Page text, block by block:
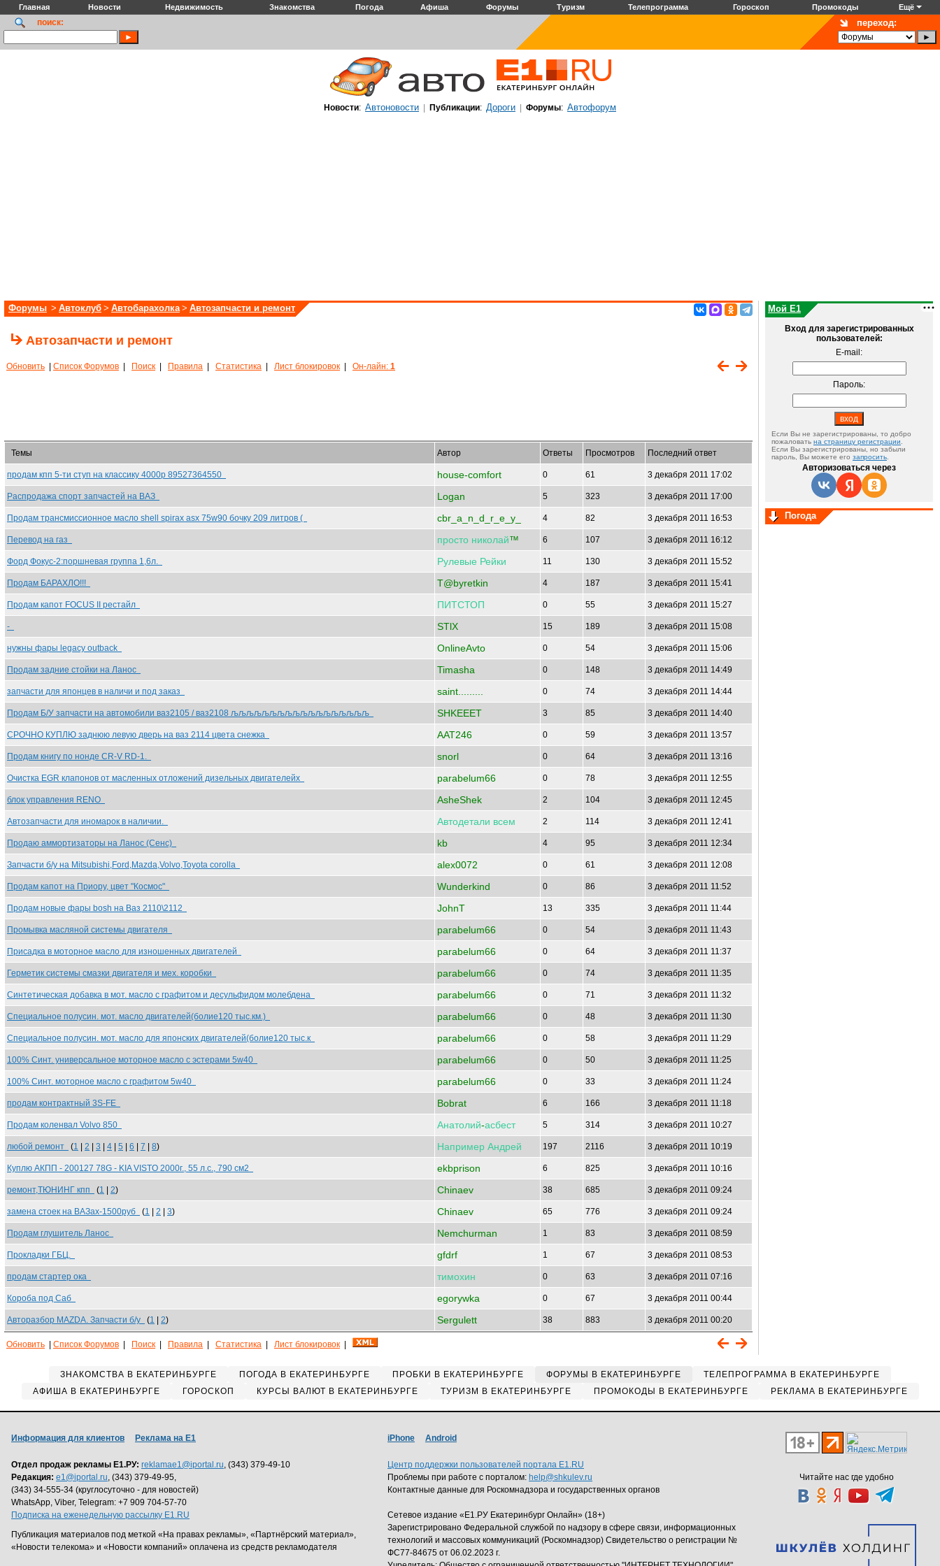
Главная Новости Недвижимость Знакомства Погода Афиша Форумы Туризм Телепрограмма Гороскоп Промокоды Ещё
поиск: переход:
Новости: Автоновости Публикации: Дороги Форумы: Автофорум
Форумы > Автоклуб > Автобарахолка > Автозапчасти и ремонт
Автозапчасти и ремонт
Обновить Список Форумов Поиск Правила Статистика Лист блокировок Он-лайн: 1
Темы Автор Ответы Просмотров Последний ответ
продам кпп 5-ти ступ на классику 4000р 89527364550 house-comfort 0 61 3 декабря 2011 17:02
Распродажа спорт запчастей на ВАЗ Logan 5 323 3 декабря 2011 17:00
Продам трансмиссионное масло shell spirax asx 75w90 бочку 209 литров ( cbr_a_n_d_r_e_y_ 4 82 3 декабря 2011 16:53
Перевод на газ просто николай™ 6 107 3 декабря 2011 16:12
Форд Фокус-2:поршневая группа 1,6л. Рулевые Рейки 11 130 3 декабря 2011 15:52
Продам БАРАХЛО!!! T@byretkin 4 187 3 декабря 2011 15:41
Продам капот FOCUS II рестайл ПИТСТОП 0 55 3 декабря 2011 15:27
- STlX 15 189 3 декабря 2011 15:08
нужны фары legacy outback OnlineAvto 0 54 3 декабря 2011 15:06
Продам задние стойки на Ланос Timasha 0 148 3 декабря 2011 14:49
запчасти для японцев в наличи и под заказ saint......... 0 74 3 декабря 2011 14:44
Продам Б/У запчасти на автомобили ваз2105 / ваз2108 љљљљљљљљљљљљљљљљљљ SHKEEET 3 85 3 декабря 2011 14:40
СРОЧНО КУПЛЮ заднюю левую дверь на ваз 2114 цвета снежка AAT246 0 59 3 декабря 2011 13:57
Продам книгу по нонде CR-V RD-1. snorl 0 64 3 декабря 2011 13:16
Очистка EGR клапонов от масленных отложений дизельных двигателейх parabelum66 0 78 3 декабря 2011 12:55
блок управления RENO AsheShek 2 104 3 декабря 2011 12:45
Автозапчасти для иномарок в наличии. Автодетали всем 2 114 3 декабря 2011 12:41
Продаю аммортизаторы на Ланос (Сенс) kb 4 95 3 декабря 2011 12:34
Запчасти б/у на Mitsubishi,Ford,Mazda,Volvo,Toyota corolla alex0072 0 61 3 декабря 2011 12:08
Продам капот на Приору, цвет "Космос" Wunderkind 0 86 3 декабря 2011 11:52
Продам новые фары bosh на Ваз 2110\2112 JohnT 13 335 3 декабря 2011 11:44
Промывка масляной системы двигателя parabelum66 0 54 3 декабря 2011 11:43
Присадка в моторное масло для изношенных двигателей parabelum66 0 64 3 декабря 2011 11:37
Герметик системы смазки двигателя и мех. коробки parabelum66 0 74 3 декабря 2011 11:35
Синтетическая добавка в мот. масло с графитом и десульфидом молебдена parabelum66 0 71 3 декабря 2011 11:32
Специальное полусин. мот. масло двигателей(болие120 тыс.км.) parabelum66 0 48 3 декабря 2011 11:30
Специальное полусин. мот. масло для японских двигателей(болие120 тыс.к parabelum66 0 58 3 декабря 2011 11:29
100% Синт. универсальное моторное масло с эстерами 5w40 parabelum66 0 50 3 декабря 2011 11:25
100% Синт. моторное масло с графитом 5w40 parabelum66 0 33 3 декабря 2011 11:24
продам контрактный 3S-FE Bobrat 6 166 3 декабря 2011 11:18
Продам коленвал Volvo 850 Анатолий-асбест 5 314 3 декабря 2011 10:27
любой ремонт (1 2 3 4 5 6 7 8) Например Андрей 197 2116 3 декабря 2011 10:19
Куплю АКПП - 200127 78G - KIA VISTO 2000г., 55 л.с., 790 см2 ekbprison 6 825 3 декабря 2011 10:16
ремонт,ТЮНИНГ кпп (1 2) Chinaev 38 685 3 декабря 2011 09:24
замена стоек на ВАЗах-1500руб (1 2 3) Chinaev 65 776 3 декабря 2011 09:24
Продам глушитель Ланос Nemchurman 1 83 3 декабря 2011 08:59
Прокладки ГБЦ. gfdrf 1 67 3 декабря 2011 08:53
продам стартер ока тимохин 0 63 3 декабря 2011 07:16
Короба под Саб egorywka 0 67 3 декабря 2011 00:44
Авторазбор MAZDA. Запчасти б/у (1 2) Sergulett 38 883 3 декабря 2011 00:20
Обновить Список Форумов Поиск Правила Статистика Лист блокировок
Мой E1
Вход для зарегистрированных
пользователей:
E-mail:
Пароль:
Если Вы не зарегистрированы, то добро
пожаловать на страницу регистрации
Если Вы зарегистрированы, но забыли
пароль, Вы можете его запросить
Авторизоваться через
Погода
ЗНАКОМСТВА В ЕКАТЕРИНБУРГЕ ПОГОДА В ЕКАТЕРИНБУРГЕ ПРОБКИ В ЕКАТЕРИНБУРГЕ ФОРУМЫ В ЕКАТЕРИНБУРГЕ
ТЕЛЕПРОГРАММА В ЕКАТЕРИНБУРГЕ
АФИША В ЕКАТЕРИНБУРГЕ
ГОРОСКОП КУРСЫ ВАЛЮТ В ЕКАТЕРИНБУРГЕ ТУРИЗМ В ЕКАТЕРИНБУРГЕ ПРОМОКОДЫ В ЕКАТЕРИНБУРГЕ РЕКЛАМА В ЕКАТЕРИНБУРГЕ
Читайте нас где удобно
Информация для клиентов Реклама на Е1
Отдел продаж рекламы Е1.РУ: reklamae1@iportal.ru, (343) 379-49-10
Редакция: e1@iportal.ru, (343) 379-49-95,
(343) 34-555-34 (круглосуточно - для новостей)
WhatsApp, Viber, Telegram: +7 909 704-57-70
Подписка на еженедельную рассылку E1.RU
Публикация материалов под меткой «На правах рекламы», «Партнёрский материал»,
«Новости телекома» и «Новости компаний» оплачена из средств рекламодателя
iPhone Android
Центр поддержки пользователей портала E1.RU
Проблемы при работе с порталом: help@shkulev.ru
Контактные данные для Роскомнадзора и государственных органов
Сетевое издание «Е1.РУ Екатеринбург Онлайн» (18+)
Зарегистрировано Федеральной службой по надзору в сфере связи, информационных
технологий и массовых коммуникаций (Роскомнадзор) Свидетельство о регистрации №
ФС77-84675 от 06.02.2023 г.